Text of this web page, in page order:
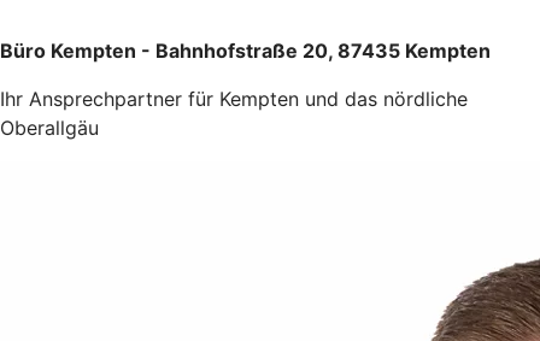
Büro Kempten - Bahnhofstraße 20, 87435 Kempten
Ihr Ansprechpartner für Kempten und das nördliche
Oberallgäu